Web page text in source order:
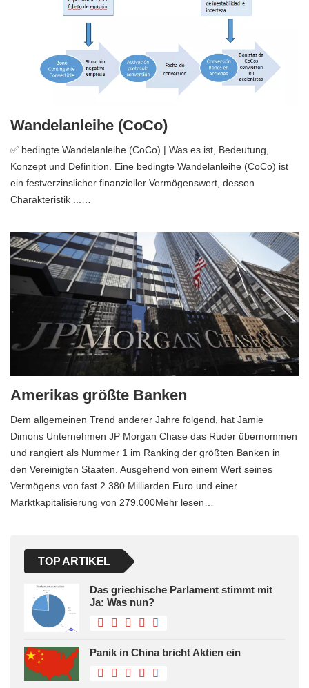
Wandelanleihe (CoCo)
✅ bedingte Wandelanleihe (CoCo) | Was es ist, Bedeutung,
Konzept und Definition. Eine bedingte Wandelanleihe (CoCo) ist
ein festverzinslicher finanzieller Vermögenswert, dessen
Charakteristik ...…
Amerikas größte Banken
Dem allgemeinen Trend anderer Jahre folgend, hat Jamie
Dimons Unternehmen JP Morgan Chase das Ruder übernommen
und rangiert als Nummer 1 im Ranking der größten Banken in
den Vereinigten Staaten. Ausgehend von einem Wert seines
Vermögens von fast 2.380 Milliarden Euro und einer
Marktkapitalisierung von 279.000Mehr lesen…
TOP ARTIKEL
Das griechische Parlament stimmt mit
Ja: Was nun?
Panik in China bricht Aktien ein